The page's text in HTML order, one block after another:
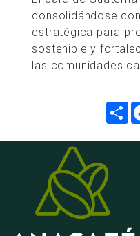
consolidándose
estratégica para
sostenible y
las comunidades